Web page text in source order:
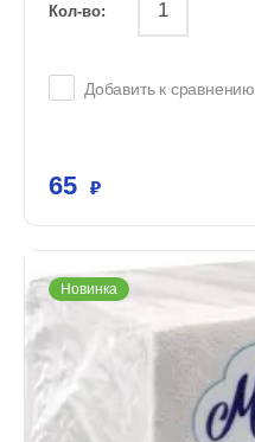
Кол-во:
Добавить к сравнению
65
Новинка